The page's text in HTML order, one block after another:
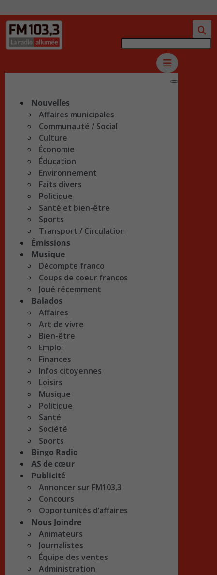
Nouvelles
Affaires municipales
Communauté / Social
Culture
Économie
Éducation
Environnement
Faits divers
Politique
Santé et bien-être
Sports
Transport / Circulation
Émissions
Musique
Décompte franco
Coups de coeur francos
Joué récemment
Balados
Affaires
Art de vivre
Bien-être
Emploi
Finances
Infos citoyennes
Loisirs
Musique
Politique
Santé
Société
Sports
Bingo Radio
AS de cœur
Publicité
Annoncer sur FM103,3
Concours
Opportunités d’affaires
Nous Joindre
Animateurs
Journalistes
Équipe des ventes
Administration